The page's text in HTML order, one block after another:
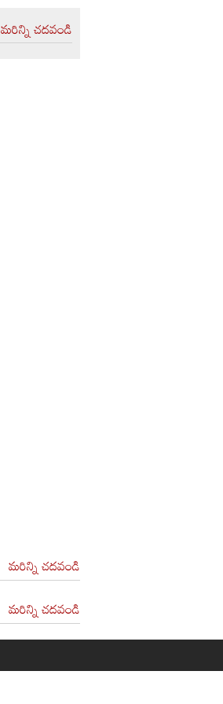
మరిన్ని చదవండి
మరిన్ని చదవండి
మరిన్ని చదవండి